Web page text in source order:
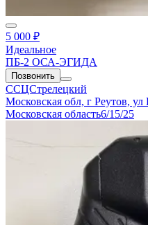
5 000 ₽
Идеальное
ПБ-2 ОСА-ЭГИДА
Позвонить
ССЦСтрелецкий
Московская обл, г Реутов,
Московская область6/15/25